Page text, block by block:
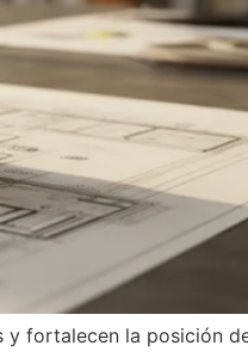
fortalecen la posición